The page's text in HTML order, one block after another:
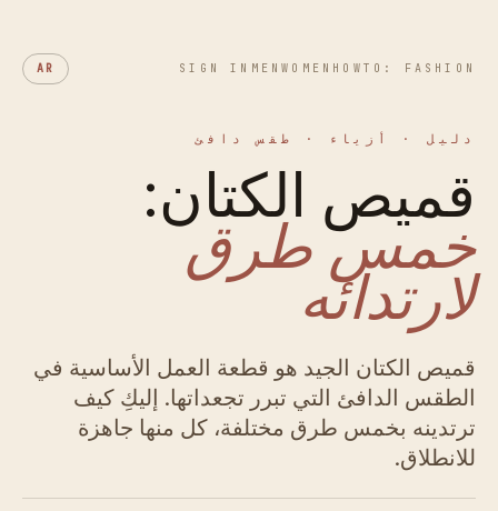
HOWTO: FASHION
WOMEN
MEN
SIGN IN
AR
دليل · أزياء · طقس دافئ
قميص الكتان:
خمس طرق
لارتدائه
قميص الكتان الجيد هو قطعة العمل الأساسية في
الطقس الدافئ التي تبرر تجعداتها. إليكِ كيف
ترتدينه بخمس طرق مختلفة، كل منها جاهزة
للانطلاق.